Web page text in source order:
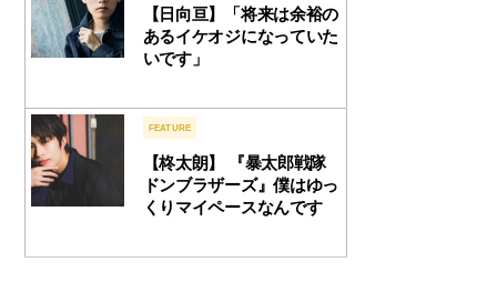
【日向亘】「将来は余裕の
あるイケオジになっていた
いです」
FEATURE
【柊太朗】 『暴太郎戦隊
ドンブラザーズ』僕はゆっ
くりマイペースなんです